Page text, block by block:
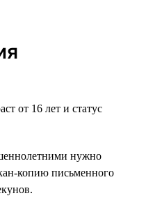
от 16 лет и статус
нужно
копию письменного